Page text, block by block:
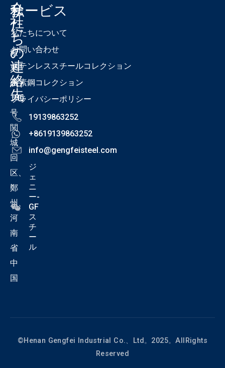
会
社
紫
東
路
186
号
関
城
回
区、
鄭
州、
河
南
省
中
国
私
た
ち
の
連
絡
先
19139863252
+8619139863252
info@gengfeisteel.com
ジ
ェ
ニ
ー-
GF
ス
チ
ー
ル
サービス
私たちについて
お問い合わせ
ステンレススチールコレクション
炭素鋼コレクション
プライバシーポリシー
©Henan Gengfei Industrial Co.、Ltd。2025。AllRights
Reserved